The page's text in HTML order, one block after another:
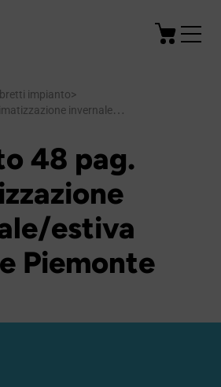
impianto>
Libretto 48 pag. climatizzazione invernale/estiva regione Piemonte
48 pag.
estiva
Piemonte